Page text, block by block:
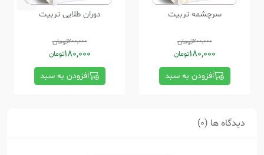
سرچشمه تربیت
200,000تومان
180,000تومان
افزودن به سبد
دوران طلایی تربیت
200,000تومان
180,000تومان
افزودن به سبد
دیدگاه ها (0)